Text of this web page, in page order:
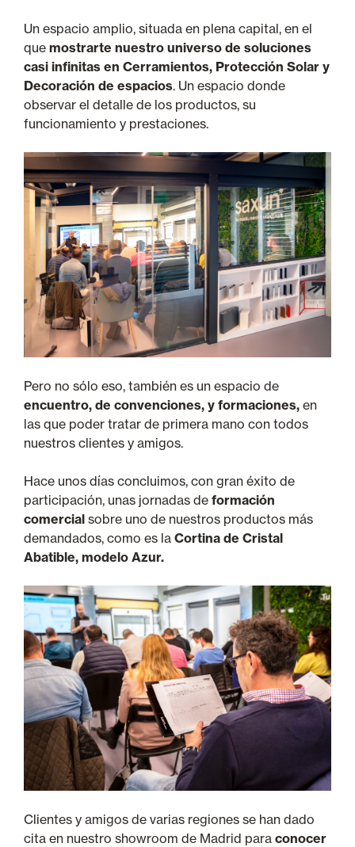
Un espacio amplio, situada en plena capital, en el
que mostrarte nuestro universo de soluciones
casi infinitas en Cerramientos, Protección Solar y
Decoración de espacios. Un espacio donde
observar el detalle de los productos, su
funcionamiento y prestaciones.
Pero no sólo eso, también es un espacio de
encuentro, de convenciones, y formaciones, en
las que poder tratar de primera mano con todos
nuestros clientes y amigos.
Hace unos días concluimos, con gran éxito de
participación, unas jornadas de formación
comercial sobre uno de nuestros productos más
demandados, como es la Cortina de Cristal
Abatible, modelo Azur.
Clientes y amigos de varias regiones se han dado
cita en nuestro showroom de Madrid para conocer